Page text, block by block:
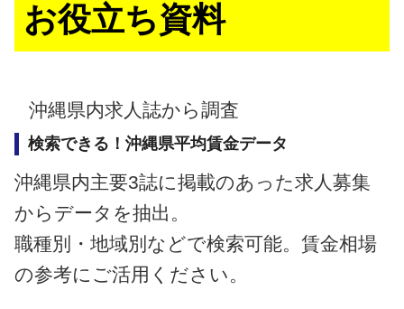
お役立ち資料
沖縄県内求人誌から調査
検索できる！沖縄県平均賃金データ
沖縄県内主要3誌に掲載のあった求人募集
からデータを抽出。
職種別・地域別などで検索可能。賃金相場
の参考にご活用ください。